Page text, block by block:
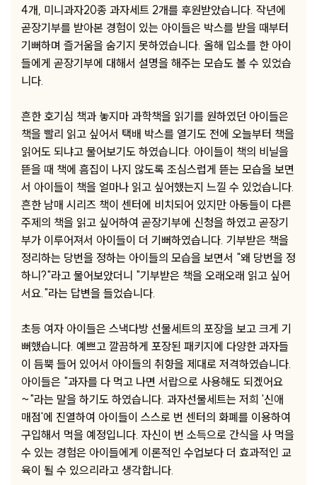
4개, 미니과자20종 과자세트 2개를 후원받았습니다. 작년에
곧장기부를 받아본 경험이 있는 아이들은 박스를 받을 때부터
기뻐하며 즐거움을 숨기지 못하였습니다. 올해 입소를 한 아이
들에게 곧장기부에 대해서 설명을 해주는 모습도 볼 수 있었습
니다.
흔한 호기심 책과 놓지마 과학책을 읽기를 원하였던 아이들은
책을 빨리 읽고 싶어서 택배 박스를 열기도 전에 오늘부터 책을
읽어도 되냐고 물어보기도 하였습니다. 아이들이 책의 비닐을
뜯을 때 책에 흠집이 나지 않도록 조심스럽게 뜯는 모습을 보면
서 아이들이 책을 얼마나 읽고 싶어했는지 느낄 수 있었습니다.
흔한 남매 시리즈 책이 센터에 비치되어 있지만 아동들이 다른
주제의 책을 읽고 싶어하여 곧장기부에 신청을 하였고 곧장기
부가 이루어져서 아이들이 더 기뻐하였습니다. 기부받은 책을
정리하는 당번을 정하는 아이들의 모습을 보면서 "왜 당번을 정
하니?"라고 물어보았더니 "기부받은 책을 오래오래 읽고 싶어
서요."라는 답변을 들었습니다.
초등 여자 아이들은 스낵다방 선물세트의 포장을 보고 크게 기
뻐했습니다. 예쁘고 깔끔하게 포장된 패키지에 다양한 과자들
이 듬뿍 들어 있어서 아이들의 취향을 제대로 저격하였습니다.
아이들은 "과자를 다 먹고 나면 서랍으로 사용해도 되겠어요
~"라는 말을 하기도 하였습니다. 과자선물세트는 저희 '신애
매점'에 진열하여 아이들이 스스로 번 센터의 화폐를 이용하여
구입해서 먹을 예정입니다. 자신이 번 소득으로 간식을 사 먹을
수 있는 경험은 아이들에게 이론적인 수업보다 더 효과적인 교
육이 될 수 있으리라고 생각합니다.